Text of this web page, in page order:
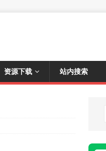
资源下载 站内搜索